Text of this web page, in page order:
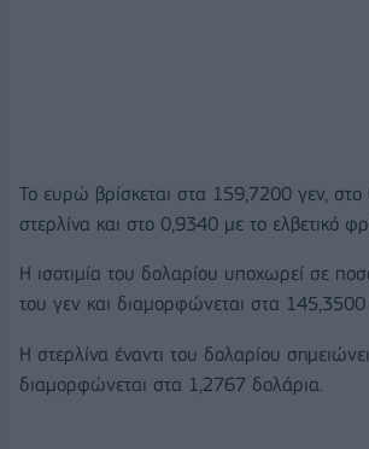
Το ευρώ βρίσκεται στα 159,7200 γεν,
στερλίνα και στο 0,9340 με το ελβετικό
Η ισοτιμία του δολαρίου υποχωρεί σε
του γεν και διαμορφώνεται στα 145,3500
Η στερλίνα έναντι του δολαρίου
διαμορφώνεται στα 1,2767 δολάρια.